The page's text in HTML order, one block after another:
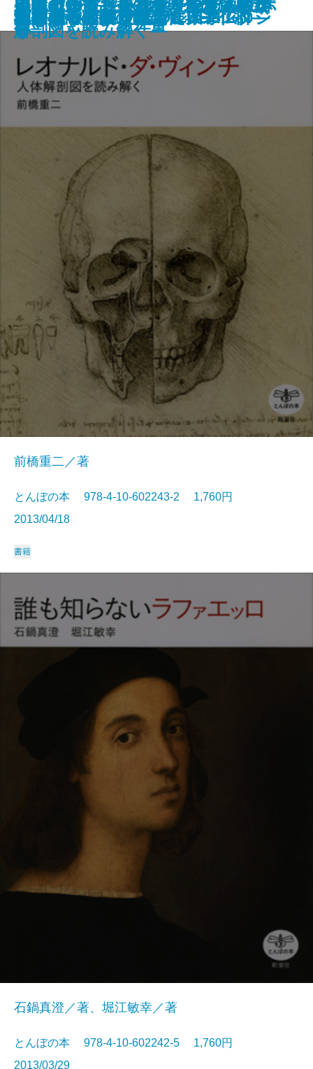
四時から飲み―ぶらり隠れ酒散歩
―
つげ義春―夢と旅の世界―
石井桃子のことば
いま教わりたい和食 銀座「馳
走 ソッ啄」の仕事
たこと―時間・お金・ファンタジ
ー―
英国のOFF―上手な人生の休み方
―
変り兜―戦国のCOOL DESIGN―
神のごときミケランジェロ
ワダエミ―世界で仕事をするとい
うこと―
地元菓子
書籍
レオナルド・ダ・ヴィンチ―人体
解剖図を読み解く―
前橋重二／著
とんぼの本 978-4-10-602243-2 1,760円
2013/04/18
書籍
誰も知らないラファエッロ
石鍋真澄／著、堀江敏幸／著
とんぼの本 978-4-10-602242-5 1,760円
2013/03/29
江戸の献立
イタリア古寺巡礼 シチリア→ナポ
リ
日本のかご―えらぶ・かう・つか
う―
沢村貞子の献立日記
運慶―リアルを超えた天才仏師―
気になるガウディ
ヴェネツィア物語
茶碗と茶室―茶の湯に未来はある
か―